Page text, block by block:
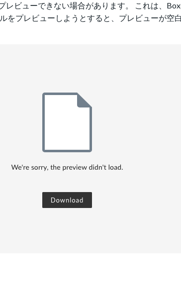
レビューできない場合があります。 これは、
をプレビューしようとすると、プレビューが空